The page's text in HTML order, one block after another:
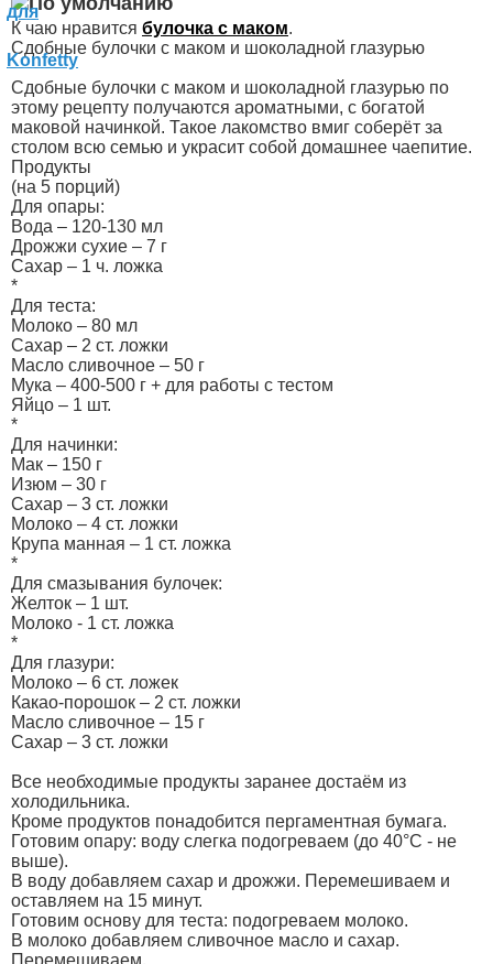
К чаю нравится булочка с маком.
Сдобные булочки с маком и шоколадной глазурью
Сдобные булочки с маком и шоколадной глазурью по
этому рецепту получаются ароматными, с богатой
маковой начинкой. Такое лакомство вмиг соберёт за
столом всю семью и украсит собой домашнее чаепитие.
Продукты
(на 5 порций)
Для опары:
Вода – 120-130 мл
Дрожжи сухие – 7 г
Сахар – 1 ч. ложка
*
Для теста:
Молоко – 80 мл
Сахар – 2 ст. ложки
Масло сливочное – 50 г
Мука – 400-500 г + для работы с тестом
Яйцо – 1 шт.
*
Для начинки:
Мак – 150 г
Изюм – 30 г
Сахар – 3 ст. ложки
Молоко – 4 ст. ложки
Крупа манная – 1 ст. ложка
*
Для смазывания булочек:
Желток – 1 шт.
Молоко - 1 ст. ложка
*
Для глазури:
Молоко – 6 ст. ложек
Какао-порошок – 2 ст. ложки
Масло сливочное – 15 г
Сахар – 3 ст. ложки
Все необходимые продукты заранее достаём из
холодильника.
Кроме продуктов понадобится пергаментная бумага.
Готовим опару: воду слегка подогреваем (до 40°С - не
выше).
В воду добавляем сахар и дрожжи. Перемешиваем и
оставляем на 15 минут.
Готовим основу для теста: подогреваем молоко.
В молоко добавляем сливочное масло и сахар.